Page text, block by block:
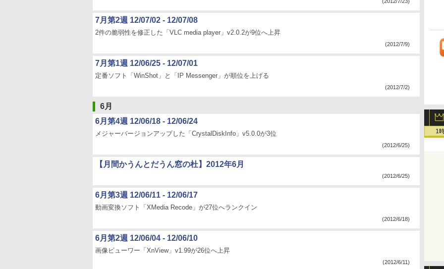
1
7月第2週 12/07/02 - 12/07/08
2件の脆弱性を修正した「VLC media player」v2.0.2が9位へ上昇
(2012/7/9)
7月第1週 12/06/25 - 12/07/01
定番ソフト「WinShot」と「IP Messenger」が順位を上げる
(2012/7/2)
6月
6月第4週 12/06/18 - 12/06/24
メジャーバージョンアップした「CrystalDiskInfo」v5.0.0が3位
(2012/6/25)
【月間かうんとだうん窓の杜】2012年6月
(2012/6/25)
6月第3週 12/06/11 - 12/06/17
動画変換ソフト「XMedia Recode」が27位へランクイン
(2012/6/18)
6月第2週 12/06/04 - 12/06/10
画像ビューワー「XnView」v1.99が26位へ上昇
(2012/6/11)